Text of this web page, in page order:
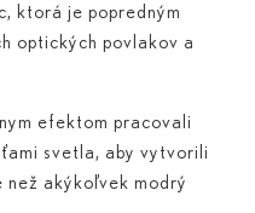
ktorá je popredným
optických povlakov a
efektom pracovali
svetla, aby vytvorili
než akýkoľvek modrý